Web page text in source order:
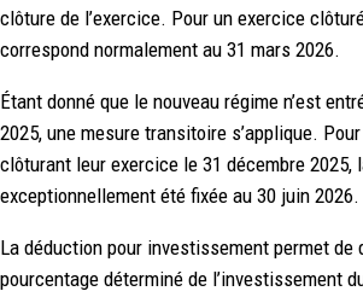
clôture de l’exercice. Pour un exercice
correspond normalement au 31 mars 2026.
Étant donné que le nouveau régime n’est
2025, une mesure transitoire s’applique.
clôturant leur exercice le 31 décembre 2025,
exceptionnellement été fixée au 30 juin 2026.
La déduction pour investissement permet de
pourcentage déterminé de l’investissement